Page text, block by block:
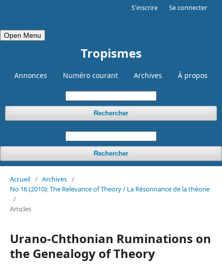
Open Menu
Tropismes
Annonces Numéro courant Archives À propos
Rechercher
S'inscrire Se connecter
Rechercher
Accueil / Archives /
No 16 (2010): The Relevance of Theory / La Résonnance de la théorie
/
Articles
Urano-Chthonian Ruminations on
the Genealogy of Theory